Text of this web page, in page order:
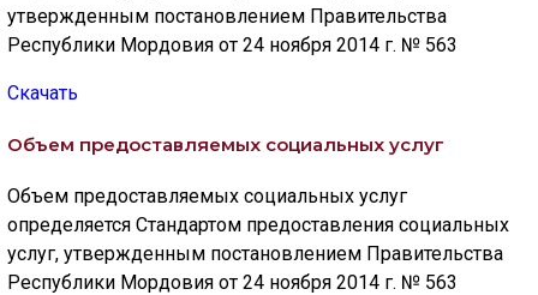
утвержденным постановлением Правительства
Республики Мордовия от 24 ноября 2014 г. № 563
Скачать
Объем предоставляемых социальных услуг
Объем предоставляемых социальных услуг
определяется Стандартом предоставления социальных
услуг, утвержденным постановлением Правительства
Республики Мордовия от 24 ноября 2014 г. № 563